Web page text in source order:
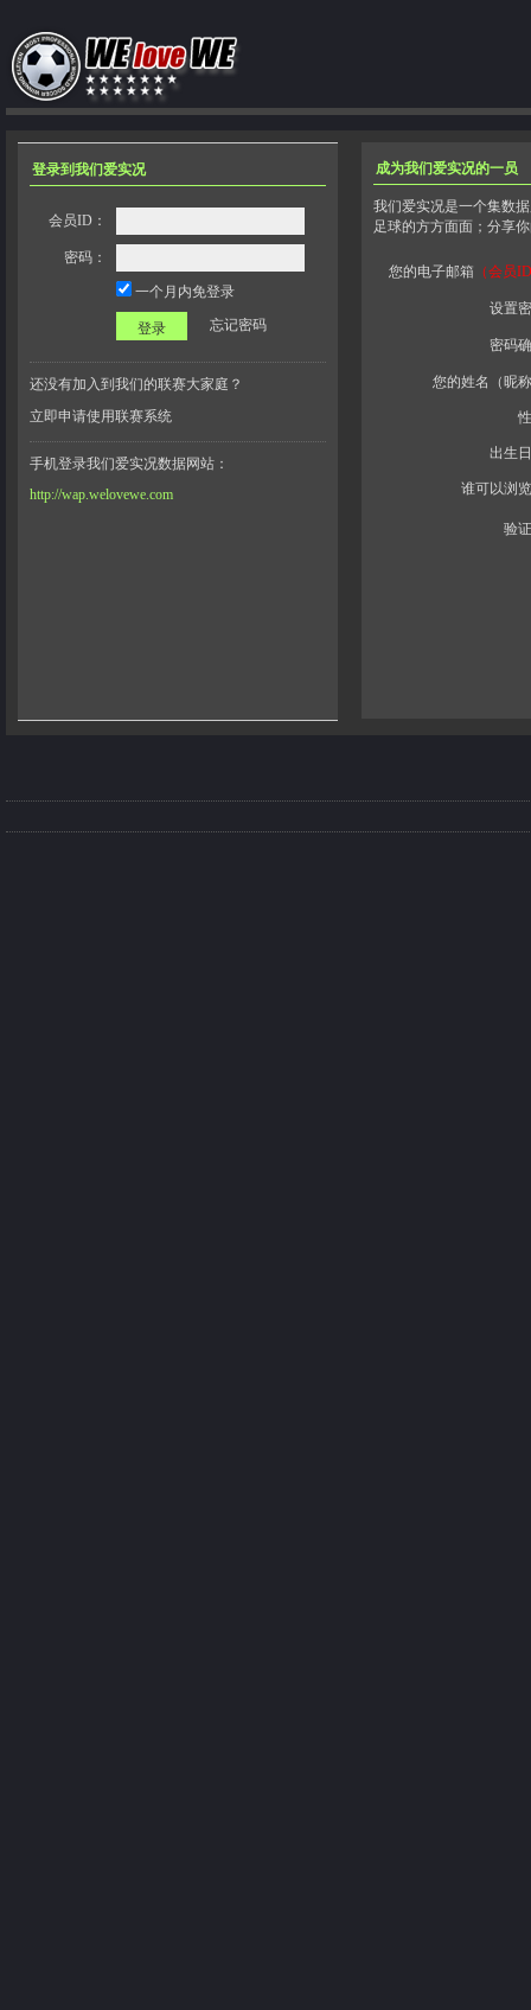
登录到我们爱实况
会员ID：
密码：
一个月内免登录
忘记密码
还没有加入到我们的联赛大家庭？
立即申请使用联赛系统
手机登录我们爱实况数据网站：
http://wap.welovewe.com
成为我们爱实况的一员
我们爱实况是一个集数
足球的方方面面；分享
您的电子邮箱 （会员
设置
密码
您的姓名（昵
出生
谁可以浏
验